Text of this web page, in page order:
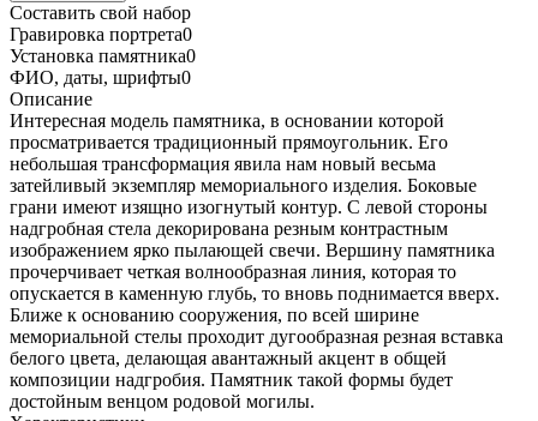
Составить свой набор
Гравировка портрета0
Установка памятника0
ФИО, даты, шрифты0
Описание
Интересная модель памятника, в основании которой
просматривается традиционный прямоугольник. Его
небольшая трансформация явила нам новый весьма
затейливый экземпляр мемориального изделия. Боковые
грани имеют изящно изогнутый контур. С левой стороны
надгробная стела декорирована резным контрастным
изображением ярко пылающей свечи. Вершину памятника
прочерчивает четкая волнообразная линия, которая то
опускается в каменную глубь, то вновь поднимается вверх.
Ближе к основанию сооружения, по всей ширине
мемориальной стелы проходит дугообразная резная вставка
белого цвета, делающая авантажный акцент в общей
композиции надгробия. Памятник такой формы будет
достойным венцом родовой могилы.